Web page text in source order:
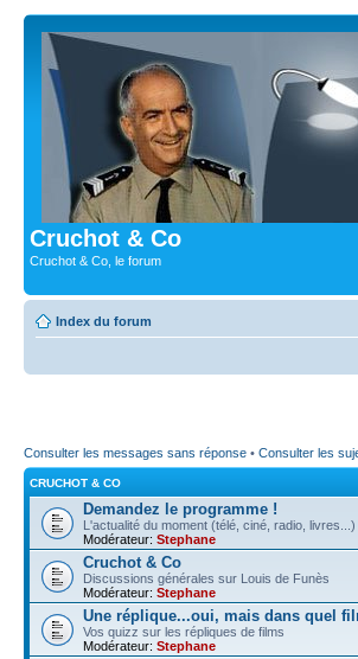
Cruchot & Co
Cruchot & Co, le forum
Index du forum
Consulter les messages sans réponse • Consulter les
CRUCHOT & CO
Demandez le programme !
L'actualité du moment (télé, ciné, radio, livres...)
Modérateur: Stephane
Cruchot & Co
Discussions générales sur Louis de Funès
Modérateur: Stephane
Une réplique...oui, mais dans quel
Vos quizz sur les répliques de films
Modérateur: Stephane